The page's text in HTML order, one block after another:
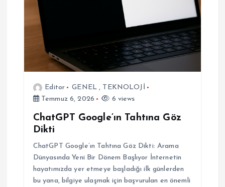
Editor GENEL, TEKNOLOJİ
Temmuz 6, 2026
6 views
ChatGPT Google’ın Tahtına Göz
Dikti
ChatGPT Google’ın Tahtına Göz Dikti: Arama
Dünyasında Yeni Bir Dönem Başlıyor İnternetin
hayatımızda yer etmeye başladığı ilk günlerden
bu yana, bilgiye ulaşmak için başvurulan en önemli